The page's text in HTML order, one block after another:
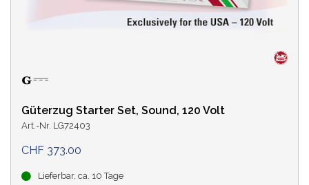
Güterzug Starter Set, Sound, 120 Volt
Art.-Nr. LG72403
CHF 373.00
Lieferbar, ca. 10 Tage